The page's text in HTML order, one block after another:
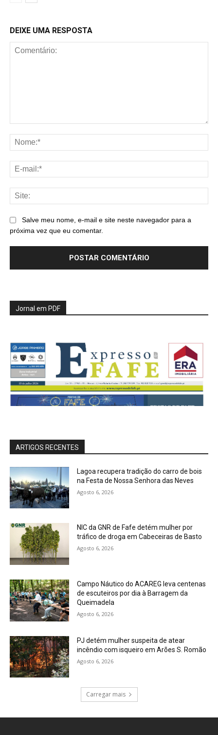
DEIXE UMA RESPOSTA
Salve meu nome, e-mail e site neste navegador para a
próxima vez que eu comentar.
Jornal em PDF
ARTIGOS RECENTES
Lagoa recupera tradição do carro de bois
na Festa de Nossa Senhora das Neves
Agosto 6, 2026
NIC da GNR de Fafe detém mulher por
tráfico de droga em Cabeceiras de Basto
Agosto 6, 2026
Campo Náutico do ACAREG leva centenas
de escuteiros por dia à Barragem da
Queimadela
Agosto 6, 2026
PJ detém mulher suspeita de atear
incêndio com isqueiro em Arões S. Romão
Agosto 6, 2026
Carregar mais